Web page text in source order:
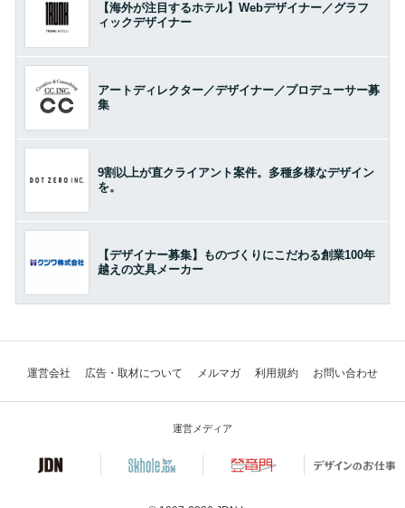
【海外が注目するホテル】Webデザイナー／グラフ
ィックデザイナー
アートディレクター／デザイナー／プロデューサー募
集
9割以上が直クライアント案件。多種多様なデザイン
を。
【デザイナー募集】ものづくりにこだわる創業100年
越えの文具メーカー
運営会社 広告・取材について メルマガ 利用規約 お問い合わせ
運営メディア